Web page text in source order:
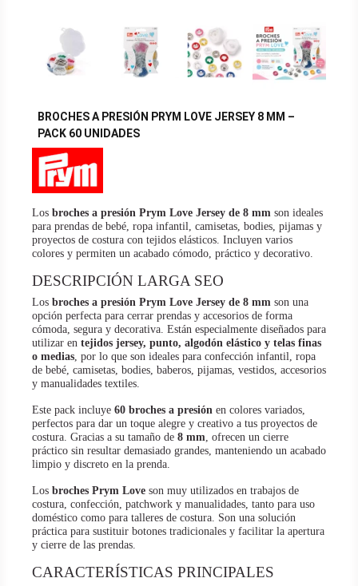
BROCHES A PRESIÓN PRYM LOVE JERSEY 8 MM –
PACK 60 UNIDADES
Los broches a presión Prym Love Jersey de 8 mm son ideales
para prendas de bebé, ropa infantil, camisetas, bodies, pijamas y
proyectos de costura con tejidos elásticos. Incluyen varios
colores y permiten un acabado cómodo, práctico y decorativo.
DESCRIPCIÓN LARGA SEO
Los broches a presión Prym Love Jersey de 8 mm son una
opción perfecta para cerrar prendas y accesorios de forma
cómoda, segura y decorativa. Están especialmente diseñados para
utilizar en tejidos jersey, punto, algodón elástico y telas finas
o medias , por lo que son ideales para confección infantil, ropa
de bebé, camisetas, bodies, baberos, pijamas, vestidos, accesorios
y manualidades textiles.
Este pack incluye 60 broches a presión en colores variados,
perfectos para dar un toque alegre y creativo a tus proyectos de
costura. Gracias a su tamaño de 8 mm , ofrecen un cierre
práctico sin resultar demasiado grandes, manteniendo un acabado
limpio y discreto en la prenda.
Los broches Prym Love son muy utilizados en trabajos de
costura, confección, patchwork y manualidades, tanto para uso
doméstico como para talleres de costura. Son una solución
práctica para sustituir botones tradicionales y facilitar la apertura
y cierre de las prendas.
CARACTERÍSTICAS PRINCIPALES